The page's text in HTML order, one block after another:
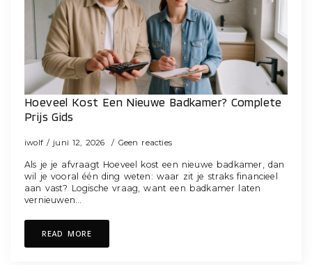
Hoeveel Kost Een Nieuwe Badkamer? Complete
Prijs Gids
iwolf juni 12, 2026 Geen reacties
Als je je afvraagt Hoeveel kost een nieuwe badkamer, dan
wil je vooral één ding weten: waar zit je straks financieel
aan vast? Logische vraag, want een badkamer laten
vernieuwen…
READ MORE